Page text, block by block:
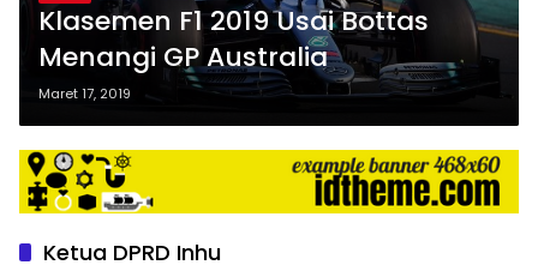
Klasemen F1 2019 Usai Bottas
Menangi GP Australia
Maret 17, 2019
Ketua DPRD Inhu